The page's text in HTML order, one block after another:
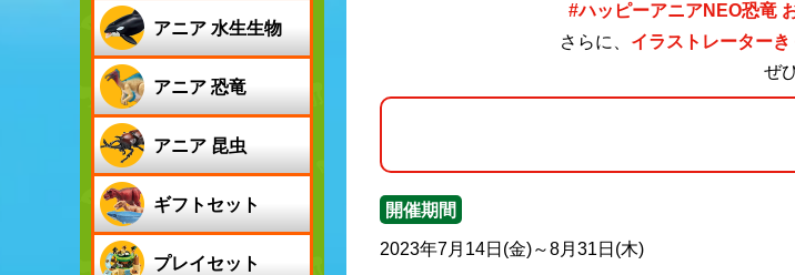
アニア 水生生物
アニア 恐竜
アニア 昆虫
ギフトセット
プレイセット
#ハッピーアニアNEO恐竜
さらに、 イラストレーター
ぜ
開催期間
2023年7月14日(金)～8月31日(木)